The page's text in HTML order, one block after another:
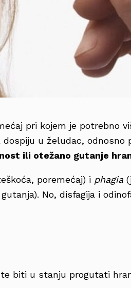
pri kojem je potrebno
u želudac, odnosno
ili otežano gutanje
poremećaj) i phagia
No, disfagija i
biti u stanju progutati